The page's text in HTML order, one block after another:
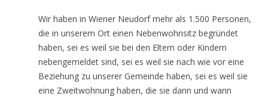
Wir haben in Wiener Neudorf mehr als 1.500 Personen,
die in unserem Ort einen Nebenwohnsitz begründet
haben, sei es weil sie bei den Eltern oder Kindern
nebengemeldet sind, sei es weil sie nach wie vor eine
Beziehung zu unserer Gemeinde haben, sei es weil sie
eine Zweitwohnung haben, die sie dann und wann